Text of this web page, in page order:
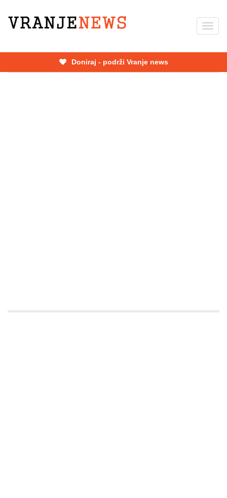
Skip
Doniraj - podrži Vranje news